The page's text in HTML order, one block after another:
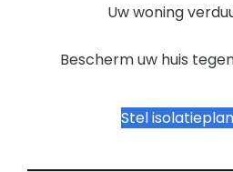
Uw woning
Bescherm uw huis
Stel